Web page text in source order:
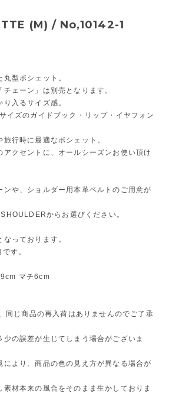
(M) / No,10142-1
型ポシェット。
ェーン」は別売となります。
入るサイズ感。
イズのガイドブック・リップ・イヤフォン
行時に最適なポシェット。
アクセントに、オールシーズンお使い頂け
ンや、ショルダー用本革ベルトのご用意が
からお選びください。
っております。
す。
マチ6cm
同じ商品の再入荷はありませんのでご了承
少の誤差が生じてしまう場合がございま
により、商品の色の見え方が異なる場合が
素材本来の風合をそのまま生かしておりま